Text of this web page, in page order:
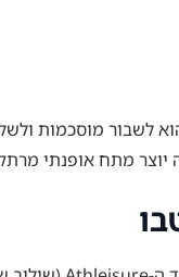
לשבור מוסכמות
הזה יוצר מתח